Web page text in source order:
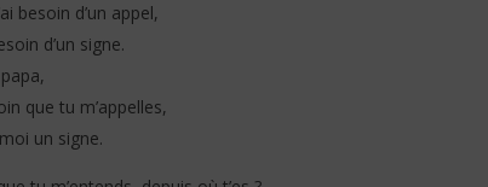
besoin d’un appel,
d’un signe.
que tu m’appelles,
un signe.